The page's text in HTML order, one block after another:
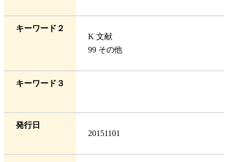
キーワード２
K 文献
99 その他
キーワード３
発行日
20151101